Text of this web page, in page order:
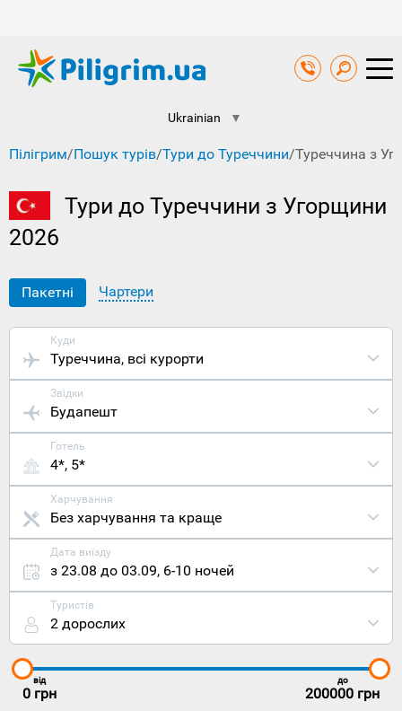
Ukrainian ▼
Пілігрим/Пошук турів/Тури до Туреччини/Туреччина з
Тури до Туреччини з Угорщини
2026
Пакетні Чартери
Куди
Туреччина, всі курорти
Звідки
Будапешт
Готель
4*, 5*
Харчування
Без харчування та краще
Дата виїзду
з 23.08 до 03.09, 6-10 ночей
Туристів
2 дорослих
від
0 грн
до
200000 грн